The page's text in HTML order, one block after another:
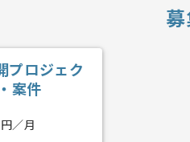
プロジェク
案件
円／月